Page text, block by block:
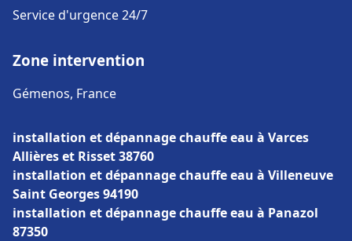
Service d'urgence 24/7
Zone intervention
Gémenos, France
installation et dépannage chauffe eau à Varces
Allières et Risset 38760
installation et dépannage chauffe eau à Villeneuve
Saint Georges 94190
installation et dépannage chauffe eau à Panazol
87350